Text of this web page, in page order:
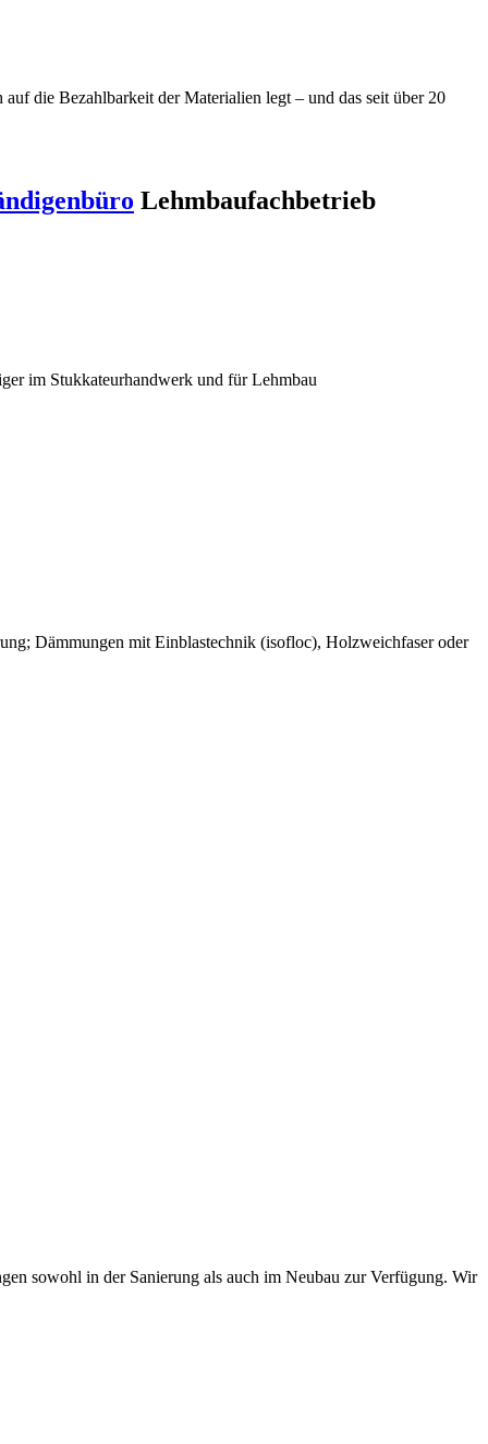
die Bezahlbarkeit der Materialien legt – und das seit über 20
Lehmbaufachbetrieb
im Stukkateurhandwerk und für Lehmbau
Dämmungen mit Einblastechnik (isofloc), Holzweichfaser oder
sowohl in der Sanierung als auch im Neubau zur Verfügung. Wir